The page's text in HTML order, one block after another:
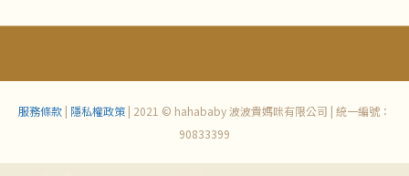
服務條款 | 隱私權政策 | 2021 © hahababy 波波貴媽咪有限公司 | 統一編號：
90833399